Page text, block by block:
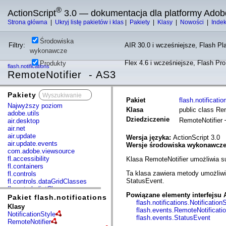
ActionScript® 3.0 — dokumentacja dla platformy
Strona główna Ukryj listę pakietów i klas Pakiety Klasy Nowości
Filtry:
Środowiska
wykonawcze
AIR 30.0 i wcześniejsze, Flash
Produkty Flex 4.6 i wcześniejsze, Flash
flash.notifications
RemoteNotifier - AS3
Pakiety
Najwyższy poziom
adobe.utils
air.desktop
air.net
air.update
air.update.events
com.adobe.viewsource
fl.accessibility
fl.containers
fl.controls
fl.controls.dataGridClasses
fl.controls.listClasses
fl.controls.progressBarClasses
fl.core
fl.data
fl.display
Pakiet flash.notifications
Klasy
NotificationStyle
RemoteNotifier
Pakiet
Klasa
public class
Dziedziczenie
RemoteNotifier
Wersja języka: ActionScript 3.0
Wersje środowiska
Klasa RemoteNotifier umożliwia
Ta klasa zawiera metody
StatusEvent.
Powiązane elementy interfejsu
flash.events.StatusEvent